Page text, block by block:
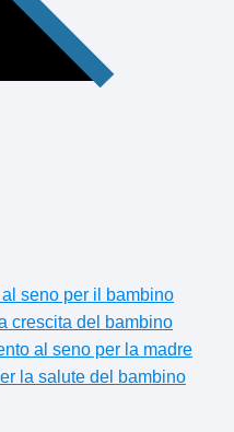
seno per il bambino
crescita del bambino
al seno per la madre
la salute del bambino